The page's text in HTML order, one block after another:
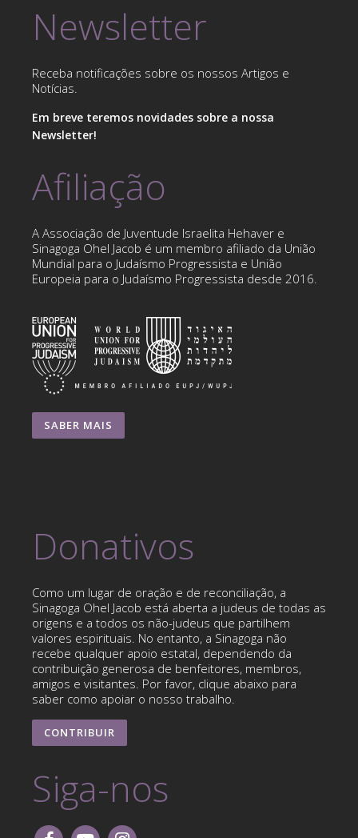
Newsletter
Receba notificações sobre os nossos Artigos e
Notícias.
Em breve teremos novidades sobre a nossa
Newsletter!
Afiliação
A Associação de Juventude Israelita Hehaver e
Sinagoga Ohel Jacob é um membro afiliado da União
Mundial para o Judaísmo Progressista e União
Europeia para o Judaísmo Progressista desde 2016.
SABER MAIS
Donativos
Como um lugar de oração e de reconciliação, a
Sinagoga Ohel Jacob está aberta a judeus de todas as
origens e a todos os não-judeus que partilhem
valores espirituais. No entanto, a Sinagoga não
recebe qualquer apoio estatal, dependendo da
contribuição generosa de benfeitores, membros,
amigos e visitantes. Por favor, clique abaixo para
saber como apoiar o nosso trabalho.
CONTRIBUIR
Siga-nos